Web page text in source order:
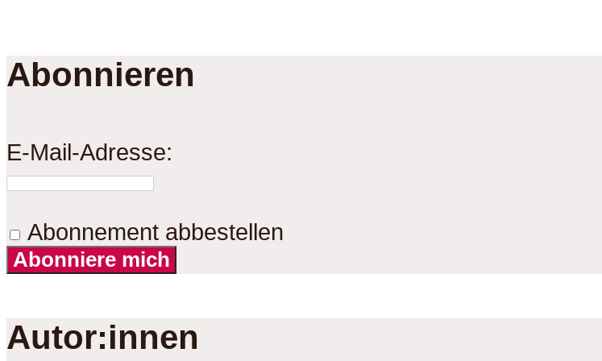
Abonnieren
E-Mail-Adresse:
Abonnement abbestellen
Abonniere mich
Autor:innen